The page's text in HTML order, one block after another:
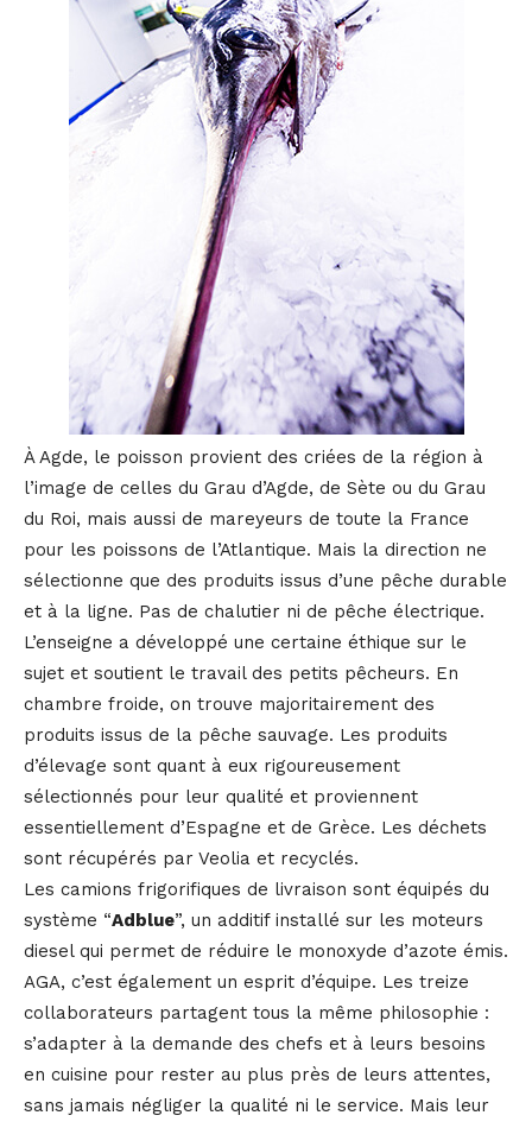
À Agde, le poisson provient des criées de la région à
l’image de celles du Grau d’Agde, de Sète ou du Grau
du Roi, mais aussi de mareyeurs de toute la France
pour les poissons de l’Atlantique. Mais la direction ne
sélectionne que des produits issus d’une pêche durable
et à la ligne. Pas de chalutier ni de pêche électrique.
L’enseigne a développé une certaine éthique sur le
sujet et soutient le travail des petits pêcheurs. En
chambre froide, on trouve majoritairement des
produits issus de la pêche sauvage. Les produits
d’élevage sont quant à eux rigoureusement
sélectionnés pour leur qualité et proviennent
essentiellement d’Espagne et de Grèce. Les déchets
sont récupérés par Veolia et recyclés.
Les camions frigorifiques de livraison sont équipés du
système “Adblue”, un additif installé sur les moteurs
diesel qui permet de réduire le monoxyde d’azote émis.
AGA, c’est également un esprit d’équipe. Les treize
collaborateurs partagent tous la même philosophie :
s’adapter à la demande des chefs et à leurs besoins
en cuisine pour rester au plus près de leurs attentes,
sans jamais négliger la qualité ni le service. Mais leur